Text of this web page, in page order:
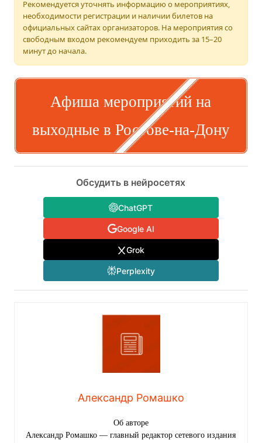
Рекомендуется уточнять информацию о мероприятиях,
необходимости регистрации и наличии билетов на
официальных сайтах организаторов. На мероприятия со
свободным входом рекомендуем приходить за 15–20
минут до начала.
Афиша мероприятий на
выходные в Ростове-на-Дону
Обсудить в нейросетях
ChatGPT
Google AI
Grok
Perplexity
Александр Ромашко
Об авторе
Александр Ромашко — главный редактор сетевого издания